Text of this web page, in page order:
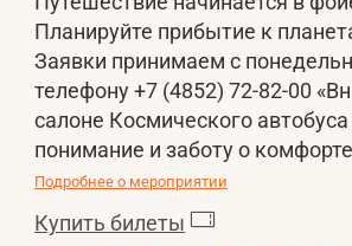
Планируйте прибытие к
Заявки принимаем с
телефону +7 (4852) 72-82-00
салоне Космического
понимание и заботу о
Подробнее о мероприятии
Купить билеты